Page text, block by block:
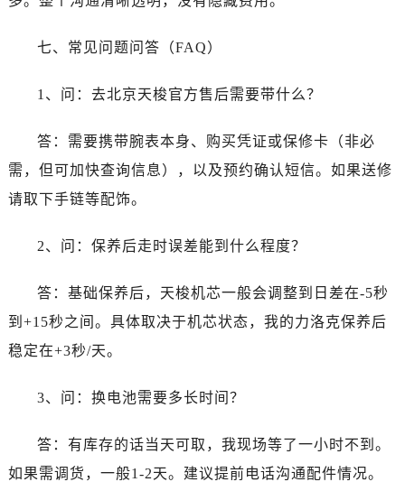
七、常见问题问答（FAQ）
1、问：去北京天梭官方售后需要带什么？
答：需要携带腕表本身、购买凭证或保修卡（非必
需，但可加快查询信息），以及预约确认短信。如果送修
请取下手链等配饰。
2、问：保养后走时误差能到什么程度？
答：基础保养后，天梭机芯一般会调整到日差在-5秒
到+15秒之间。具体取决于机芯状态，我的力洛克保养后
稳定在+3秒/天。
3、问：换电池需要多长时间？
答：有库存的话当天可取，我现场等了一小时不到。
如果需调货，一般1-2天。建议提前电话沟通配件情况。